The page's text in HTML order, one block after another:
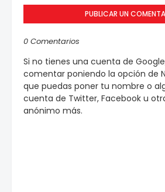
PUBLICAR UN
0 Comentarios
Si no tienes una cuenta de
comentar poniendo la opción de
que puedas poner tu nombre o
cuenta de Twitter, Facebook u
anónimo más.